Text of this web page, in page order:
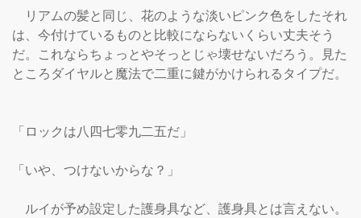
リアムの髪と同じ、花のような淡いピンク色をしたそれ
は、今付けているものと比較にならないくらい丈夫そう
だ。これならちょっとやそっとじゃ壊せないだろう。見た
ところダイヤルと魔法で二重に鍵がかけられるタイプだ。
「ロックは八四七零九二五だ」
「いや、つけないからな？」
ルイが予め設定した護身具など、護身具とは言えない。